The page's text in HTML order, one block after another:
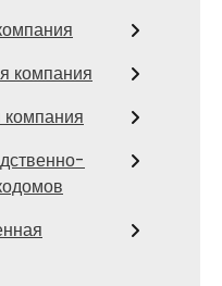
компания
компания